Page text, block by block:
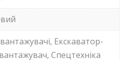
Екскаватор-
Спецтехніка